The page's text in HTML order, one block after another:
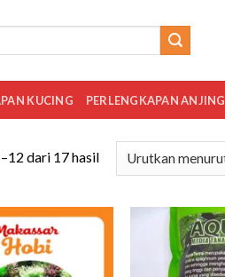
KUCING PERLENGKAPAN ANJING
dari 17 hasil